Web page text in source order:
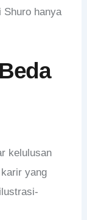
Shuro hanya
kelulusan
yang